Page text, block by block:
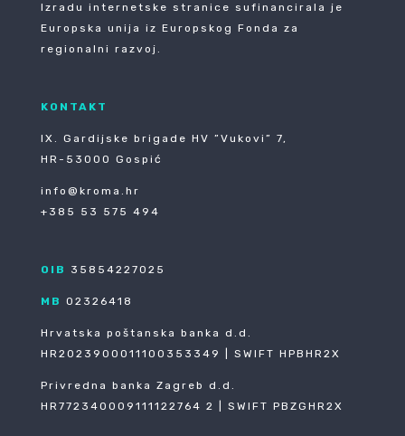
Izradu internetske stranice sufinancirala je
Europska unija iz Europskog Fonda za
regionalni razvoj.
KONTAKT
IX. Gardijske brigade HV ”Vukovi” 7,
HR-53000 Gospić
info@kroma.hr
+385 53 575 494
OIB 35854227025
MB 02326418
Hrvatska poštanska banka d.d.
HR2023900011100353349 | SWIFT HPBHR2X
Privredna banka Zagreb d.d.
HR772340009111122764 2 | SWIFT PBZGHR2X